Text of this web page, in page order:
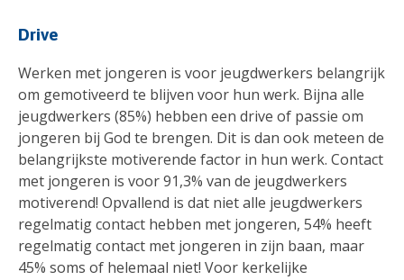
Drive
Werken met jongeren is voor jeugdwerkers belangrijk
om gemotiveerd te blijven voor hun werk. Bijna alle
jeugdwerkers (85%) hebben een drive of passie om
jongeren bij God te brengen. Dit is dan ook meteen de
belangrijkste motiverende factor in hun werk. Contact
met jongeren is voor 91,3% van de jeugdwerkers
motiverend! Opvallend is dat niet alle jeugdwerkers
regelmatig contact hebben met jongeren, 54% heeft
regelmatig contact met jongeren in zijn baan, maar
45% soms of helemaal niet! Voor kerkelijke